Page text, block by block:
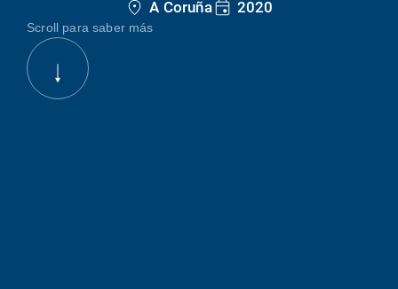
A Coruña 2020
Scroll para saber más